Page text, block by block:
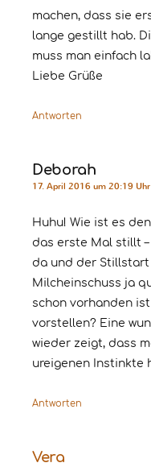
machen, dass sie
lange gestillt hab.
muss man einfach
Liebe Grüße
Antworten
Deborah
17. April 2016 um 20:19 Uhr
Huhu! Wie ist es
das erste Mal stillt
da und der Stillstart
Milcheinschuss ja
schon vorhanden
vorstellen? Eine
wieder zeigt, dass
ureigenen Instinkte
Antworten
Vera